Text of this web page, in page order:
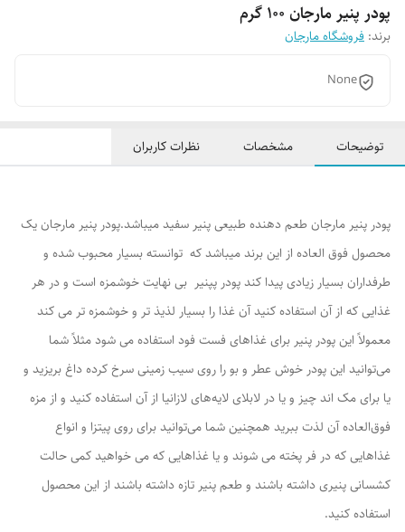
پودر پنیر مارجان 100 گرم
برند: فروشگاه مارجان
None
توضیحات مشخصات نظرات کاربران
پودر پنیر مارجان طعم دهنده طبیعی پنیر سفید میباشد.پودر پنیر مارجان یک
محصول فوق العاده از این برند میباشد که توانسته بسیار محبوب شده و
طرفداران بسیار زیادی پیدا کند پودر پپنیر بی نهایت خوشمزه است و در هر
غذایی که از آن استفاده کنید آن غذا را بسیار لذیذ تر و خوشمزه تر می کند
معمولاً این پودر پنیر برای غذاهای فست فود استفاده می شود مثلاً شما
می‌توانید این پودر خوش عطر و بو را روی سیب زمینی سرخ کرده داغ بریزید و
یا برای مک اند چیز و یا در لابلای لایه‌های لازانیا از آن استفاده کنید و از مزه
فوق‌العاده آن لذت ببرید همچنین شما می‌توانید برای روی پیتزا و انواع
غذاهایی که در فر پخته می شوند و یا غذاهایی که می خواهید کمی حالت
کشسانی پنیری داشته باشند و طعم پنیر تازه داشته باشند از این محصول
استفاده کنید.